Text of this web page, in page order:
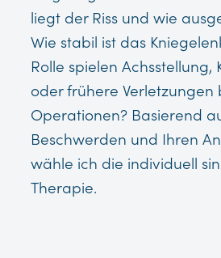
liegt der Riss und wie
Wie stabil ist das
Rolle spielen Achsstellung,
oder frühere Verletzungen
Operationen? Basierend
Beschwerden und Ihren
wähle ich die individuell
Therapie.